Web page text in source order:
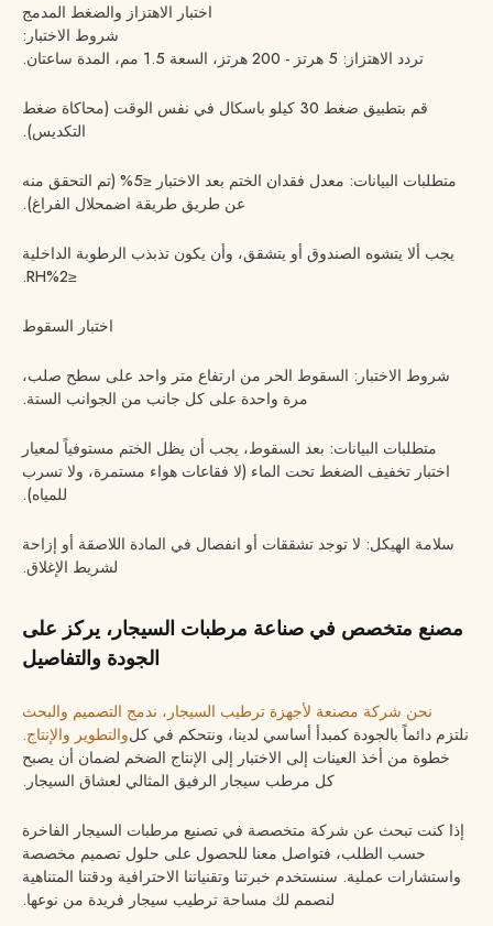
اختبار الاهتزاز والضغط المدمج
شروط الاختبار:
تردد الاهتزاز: 5 هرتز - 200 هرتز، السعة 1.5 مم، المدة ساعتان.
قم بتطبيق ضغط 30 كيلو باسكال في نفس الوقت (محاكاة ضغط
التكديس).
متطلبات البيانات: معدل فقدان الختم بعد الاختبار ≤5% (تم التحقق منه
عن طريق طريقة اضمحلال الفراغ).
يجب ألا يتشوه الصندوق أو يتشقق، وأن يكون تذبذب الرطوبة الداخلية
≤2%RH.
اختبار السقوط
شروط الاختبار: السقوط الحر من ارتفاع متر واحد على سطح صلب،
مرة واحدة على كل جانب من الجوانب الستة.
متطلبات البيانات: بعد السقوط، يجب أن يظل الختم مستوفياً لمعيار
اختبار تخفيف الضغط تحت الماء (لا فقاعات هواء مستمرة، ولا تسرب
للمياه).
سلامة الهيكل: لا توجد تشققات أو انفصال في المادة اللاصقة أو إزاحة
لشريط الإغلاق.
مصنع متخصص في صناعة مرطبات السيجار، يركز على
الجودة والتفاصيل
نحن شركة مصنعة لأجهزة ترطيب السيجار، ندمج التصميم والبحث
والتطوير والإنتاج.نلتزم دائماً بالجودة كمبدأ أساسي لدينا، ونتحكم في كل
خطوة من أخذ العينات إلى الاختبار إلى الإنتاج الضخم لضمان أن يصبح
كل مرطب سيجار الرفيق المثالي لعشاق السيجار.
إذا كنت تبحث عن شركة متخصصة في تصنيع مرطبات السيجار الفاخرة
حسب الطلب، فتواصل معنا للحصول على حلول تصميم مخصصة
واستشارات عملية. سنستخدم خبرتنا وتقنياتنا الاحترافية ودقتنا المتناهية
لنصمم لك مساحة ترطيب سيجار فريدة من نوعها.